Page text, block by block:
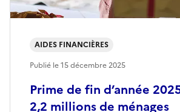
Prime de fin d’année
2,2 millions de ménages
AIDES FINANCIÈRES
Publié le15 décembre 2025